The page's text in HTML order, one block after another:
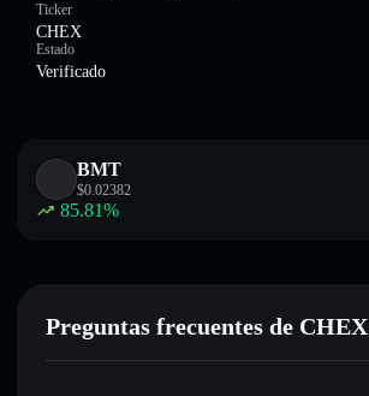
Ticker
CHEX
Estado
Verificado
BMT
$0.02382
85.81%
Preguntas frecuentes de CHEX